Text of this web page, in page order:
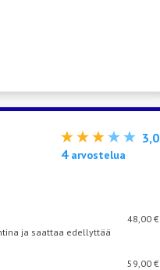
3,0
4arvostelua
48,00 €
ja saattaa edellyttää
59,00 €